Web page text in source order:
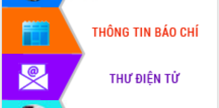
Phát động chiến dịch 30 ngày đêm
giải phóng mặt bằng Tuyến đường bộ
ven biển
Đắk Lắk nỗ lực thúc đẩy tăng trưởng
kinh tế từ 10% trở lên trong Quý
II/2026
Đắk Lắk ký kết thỏa thuận hợp tác về
chuyển đổi số giai đoạn 2026 – 2030
với Tập đoàn Bưu chính Viễn thông
Việt Nam